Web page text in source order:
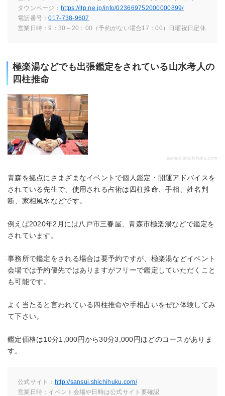
タウンページ： https://itp.ne.jp/info/023669752000000899/
電話番号：017-738-9607
営業日時：9：30～20：00（予約がない場合17：00）日曜祝日定休
極楽湯などでも出張鑑定をされている山水考人の
四柱推命
sansui.shichihuku.com
青森を拠点にさまざまなイベントで個人鑑定・開運アドバイスを
されている先生で、使用される占術は四柱推命、手相、姓名判
断、家相風水などです。
例えば2020年2月には八戸市三春屋、青森市極楽湯などで鑑定を
されています。
事務所で鑑定をされる場合は要予約ですが、極楽湯などイベント
会場では予約優先ではありますがフリーで鑑定していただくこと
も可能です。
よく当たると言われている四柱推命や手相占いをぜひ体験してみ
て下さい。
鑑定価格は10分1,000円から30分3,000円ほどのコースがありま
す。
公式サイト： http://sansui.shichihuku.com/
営業日時：イベント会場や日時は公式サイト要確認